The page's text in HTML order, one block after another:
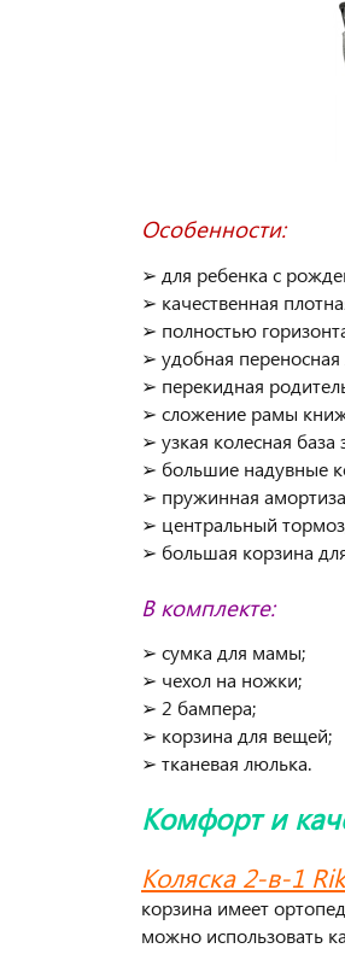
Особенности:
➢ для ребенка с
➢ качественная
➢ полностью
➢ удобная
➢ перекидная
➢ сложение рамы
➢ узкая колесная
➢ большие надувные
➢ пружинная
➢ центральный
➢ большая корзина
В комплекте:
➢ сумка для мамы;
➢ чехол на ножки;
➢ 2 бампера;
➢ корзина для вещей;
➢ тканевая люлька.
Комфорт и
Коляска 2-в-1
корзина имеет
можно использовать